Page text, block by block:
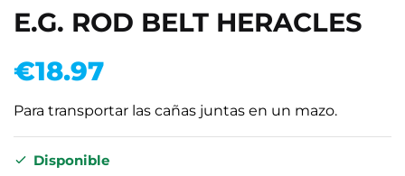
E.G. ROD BELT HERACLES
€18.97
Para transportar las cañas juntas en un mazo.
Disponible